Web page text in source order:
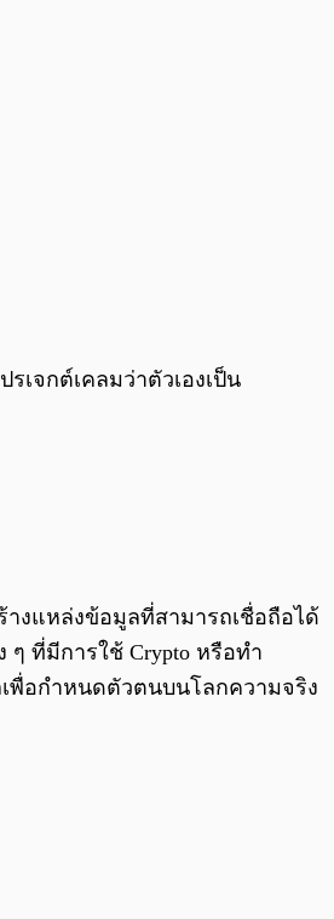
0:00 0:00
รเจกต์เคลมว่าตัวเองเป็น
างแหล่งข้อมูลที่สามารถเชื่อถือได้
ที่มีการใช้ Crypto หรือทำ
พื่อกำหนดตัวตนบนโลกความจริง